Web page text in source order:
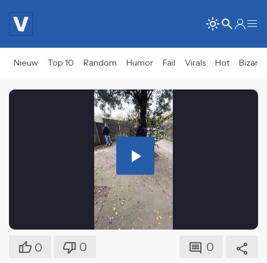
Nieuw Top 10 Random Humor Fail Virals Hot Bizar
Play
Video
0 0 0